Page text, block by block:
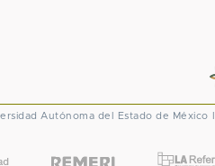
Autónoma del Estado de México